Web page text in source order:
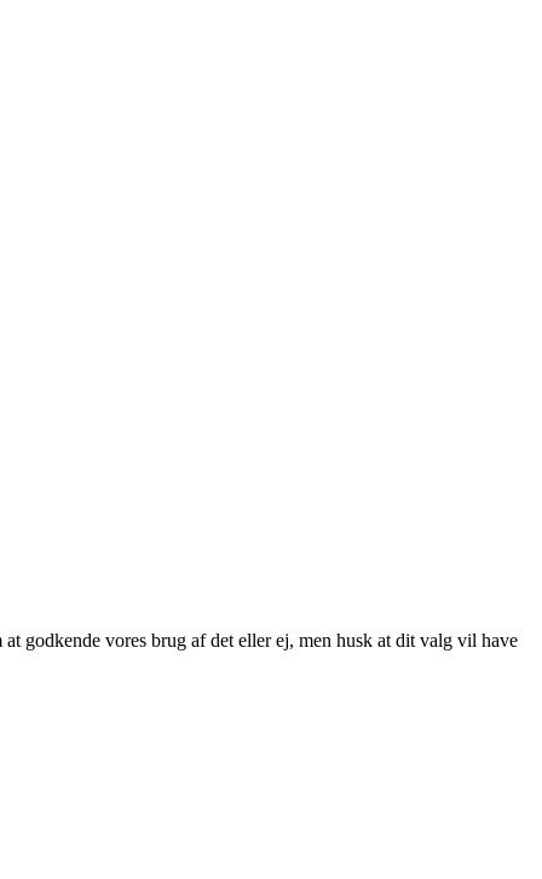
godkende vores brug af det eller ej, men husk at dit valg vil have